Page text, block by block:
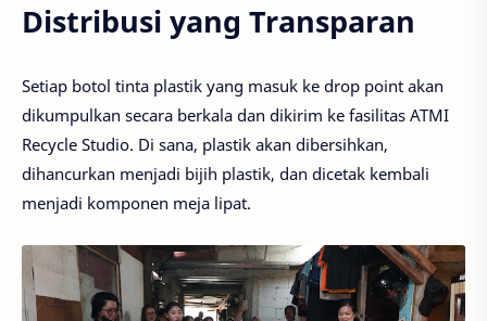
Distribusi yang Transparan
Setiap botol tinta plastik yang masuk ke drop point akan
dikumpulkan secara berkala dan dikirim ke fasilitas ATMI
Recycle Studio. Di sana, plastik akan dibersihkan,
dihancurkan menjadi bijih plastik, dan dicetak kembali
menjadi komponen meja lipat.